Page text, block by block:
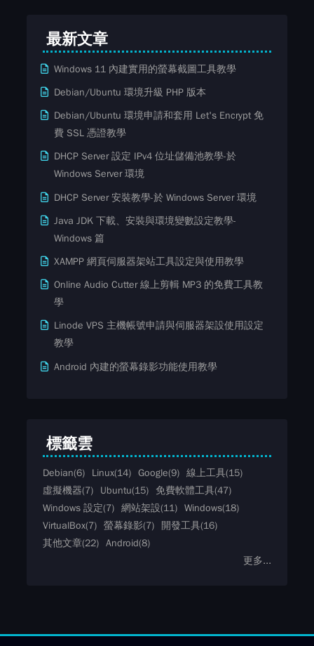
最新文章
Windows 11 內建實用的螢幕截圖工具教學
Debian/Ubuntu 環境升級 PHP 版本
Debian/Ubuntu 環境申請和套用 Let's Encrypt 免
費​ SSL ​​憑證教學
DHCP Server 設定 IPv4 位址儲備池教學-於
Windows Server 環境
DHCP Server 安裝教學-於 Windows Server 環境
Java JDK 下載、安裝與環境變數設定教學-
Windows 篇
XAMPP 網頁伺服器架站工具設定與使用教學
Online Audio Cutter 線上剪輯 MP3 的免費工具教
學
Linode VPS 主機帳號申請與伺服器架設使用設定
教學
Android 內建的螢幕錄影功能使用教學
標籤雲
Debian(6) Linux(14) Google(9) 線上工具(15)
虛擬機器(7) Ubuntu(15) 免費軟體工具(47)
Windows 設定(7) 網站架設(11) Windows(18)
VirtualBox(7) 螢幕錄影(7) 開發工具(16)
其他文章(22) Android(8)
更多...